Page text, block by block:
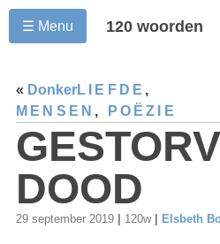
☰ Menu 120 woorden
« DonkerLIEFDE ,
MENSEN , POËZIE
DOOD
29 september 2019 120w Elsbeth